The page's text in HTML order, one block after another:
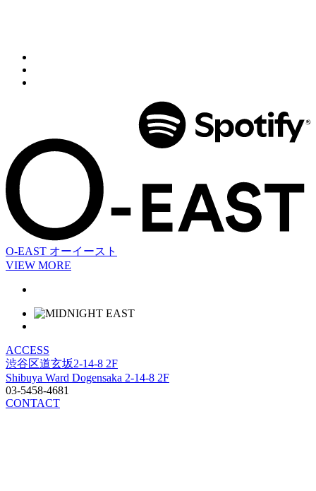
O-EAST オーイースト
VIEW MORE
ACCESS
渋谷区道玄坂2-14-8 2F
Shibuya Ward Dogensaka 2-14-8 2F
03-5458-4681
CONTACT